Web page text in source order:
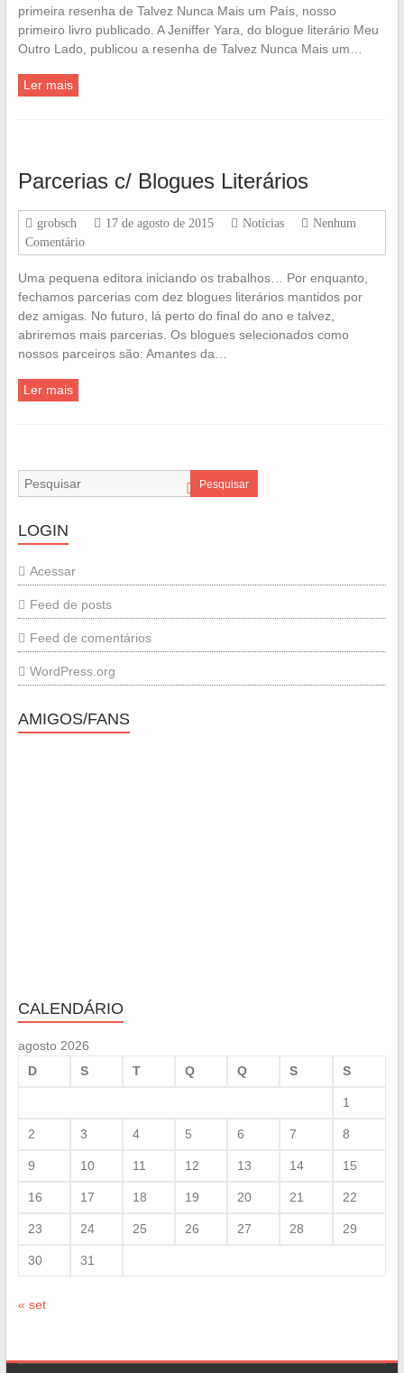
primeira resenha de Talvez Nunca Mais um País, nosso
primeiro livro publicado. A Jeniffer Yara, do blogue literário Meu
Outro Lado, publicou a resenha de Talvez Nunca Mais um…
Ler mais
Parcerias c/ Blogues Literários
grobsch 17 de agosto de 2015 Notícias
Nenhum
Comentário
Uma pequena editora iniciando os trabalhos… Por enquanto,
fechamos parcerias com dez blogues literários mantidos por
dez amigas. No futuro, lá perto do final do ano e talvez,
abriremos mais parcerias. Os blogues selecionados como
nossos parceiros são: Amantes da…
Ler mais
Pesquisar
LOGIN
Acessar
Feed de posts
Feed de comentários
WordPress.org
AMIGOS/FANS
CALENDÁRIO
agosto 2026
D
S T Q Q S S
1
2 3 4 5 6 7 8
9 10 11 12 13 14 15
16 17 18 19 20 21 22
23 24 25 26 27 28 29
30 31
« set